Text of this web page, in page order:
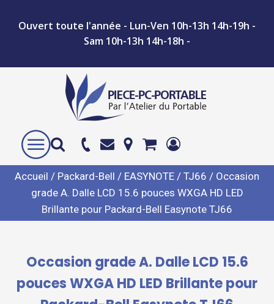
Ouvert toute l'année - Lun-Ven 10h-13h 14h-19h -
Sam 10h-13h 14h-18h -
Accueil / Packard-Bell / EASYNOTE / TJ66 / Occasion
grade A. Dalle LCD 15.6 pouces WXGA HD LED
Brillante pour Packard-Bell Easynote TJ66
Occasion grade A. Dalle LCD 15.6
pouces WXGA HD LED Brillante pour